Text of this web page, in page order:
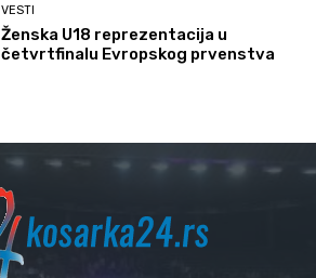
VESTI
Ženska U18 reprezentacija u
četvrtfinalu Evropskog prvenstva